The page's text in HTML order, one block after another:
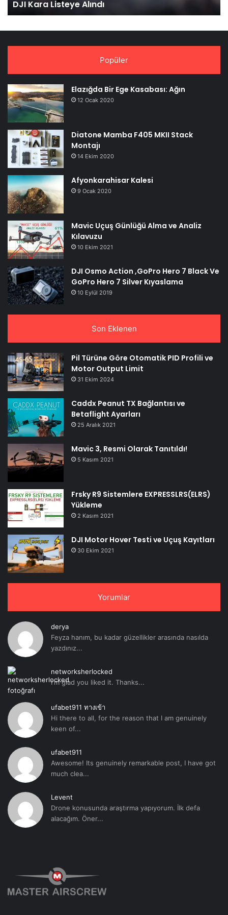
DJI Kara Listeye Alındı
Popüler
Elazığda Bir Ege Kasabası: Ağın
12 Ocak 2020
Diatone Mamba F405 MKII Stack
Montajı
14 Ekim 2020
Afyonkarahisar Kalesi
9 Ocak 2020
Mavic Uçuş Günlüğü Alma ve Analiz
Kılavuzu
10 Ekim 2021
DJI Osmo Action ,GoPro Hero 7 Black Ve
GoPro Hero 7 Silver Kıyaslama
10 Eylül 2019
Son Eklenen
Pil Türüne Göre Otomatik PID Profili ve
Motor Output Limit
31 Ekim 2024
Caddx Peanut TX Bağlantısı ve
Betaflight Ayarları
25 Aralık 2021
Mavic 3, Resmi Olarak Tanıtıldı!
5 Kasım 2021
Frsky R9 Sistemlere EXPRESSLRS(ELRS)
Yükleme
2 Kasım 2021
DJI Motor Hover Testi ve Uçuş Kayıtları
30 Ekim 2021
Yorumlar
derya
Feyza hanım, bu kadar güzellikler arasında nasılda
yazdınız...
networksherlocked
I'm glad you liked it. Thanks...
ufabet911 ทางเข้า
Hi there to all, for the reason that I am genuinely
keen of...
ufabet911
Awesome! Its genuinely remarkable post, I have got
much clea...
Levent
Drone konusunda araştırma yapıyorum. İlk defa
alacağım. Öner...